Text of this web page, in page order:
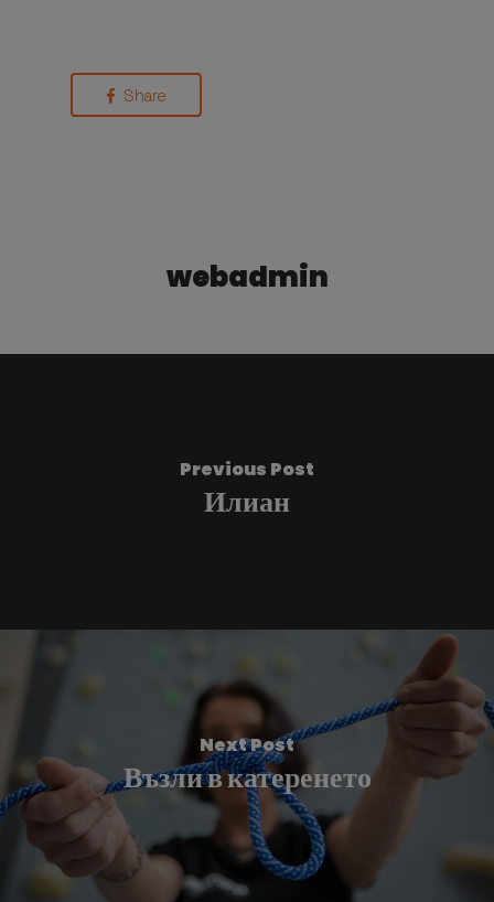
Share
webadmin
Previous Post
Илиан
Next Post
Възли в катеренето